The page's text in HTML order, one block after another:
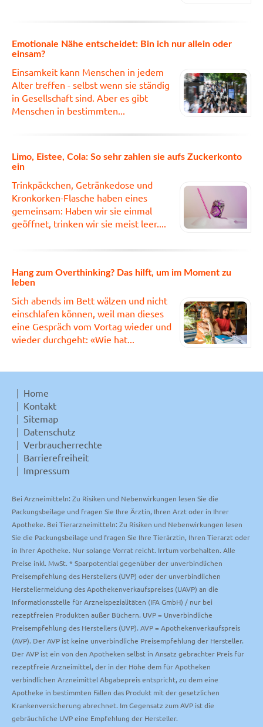
Emotionale Nähe entscheidet: Bin ich nur allein oder
einsam?
Einsamkeit kann Menschen in jedem
Alter treffen - selbst wenn sie ständig
in Gesellschaft sind. Aber es gibt
Menschen in bestimmten...
Limo, Eistee, Cola: So sehr zahlen sie aufs Zuckerkonto
ein
Trinkpäckchen, Getränkedose und
Kronkorken-Flasche haben eines
gemeinsam: Haben wir sie einmal
geöffnet, trinken wir sie meist leer....
Hang zum Overthinking? Das hilft, um im Moment zu
leben
Sich abends im Bett wälzen und nicht
einschlafen können, weil man dieses
eine Gespräch vom Vortag wieder und
wieder durchgeht: «Wie hat...
Home
Kontakt
Sitemap
Datenschutz
Verbraucherrechte
Barrierefreiheit
Impressum
Bei Arzneimitteln: Zu Risiken und Nebenwirkungen lesen Sie die
Packungsbeilage und fragen Sie Ihre Ärztin, Ihren Arzt oder in Ihrer
Apotheke. Bei Tierarzneimitteln: Zu Risiken und Nebenwirkungen lesen
Sie die Packungsbeilage und fragen Sie Ihre Tierärztin, Ihren Tierarzt oder
in Ihrer Apotheke. Nur solange Vorrat reicht. Irrtum vorbehalten. Alle
Preise inkl. MwSt. * Sparpotential gegenüber der unverbindlichen
Preisempfehlung des Herstellers (UVP) oder der unverbindlichen
Herstellermeldung des Apothekenverkaufspreises (UAVP) an die
Informationsstelle für Arzneispezialitäten (IFA GmbH) / nur bei
rezeptfreien Produkten außer Büchern. UVP = Unverbindliche
Preisempfehlung des Herstellers (UVP). AVP = Apothekenverkaufspreis
(AVP). Der AVP ist keine unverbindliche Preisempfehlung der Hersteller.
Der AVP ist ein von den Apotheken selbst in Ansatz gebrachter Preis für
rezeptfreie Arzneimittel, der in der Höhe dem für Apotheken
verbindlichen Arzneimittel Abgabepreis entspricht, zu dem eine
Apotheke in bestimmten Fällen das Produkt mit der gesetzlichen
Krankenversicherung abrechnet. Im Gegensatz zum AVP ist die
gebräuchliche UVP eine Empfehlung der Hersteller.